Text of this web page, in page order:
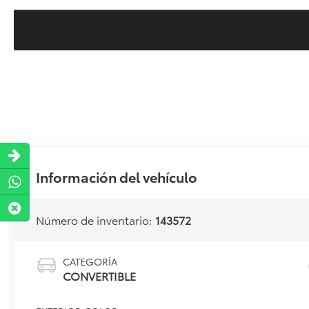
Información del vehículo
Número de inventario: 143572
CATEGORÍA
CONVERTIBLE